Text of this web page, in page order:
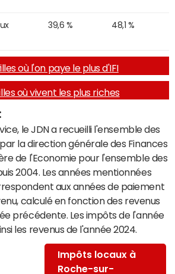
39,6 % 48,1 %
où l'on paye le plus d'IFI
où vivent les plus riches
le JDN a recueilli l'ensemble des
la direction générale des Finances
de l'Economie pour l'ensemble des
2004. Les années mentionnées
aux années de paiement
calculé en fonction des revenus
précédente. Les impôts de l'année
les revenus de l'année 2024.
Impôts locaux à
Roche-sur-